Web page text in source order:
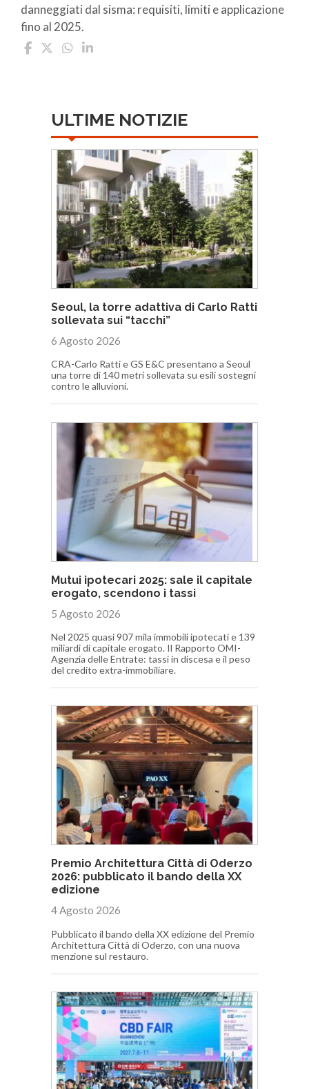
danneggiati dal sisma: requisiti, limiti e applicazione
fino al 2025.
ULTIME NOTIZIE
Seoul, la torre adattiva di Carlo Ratti
sollevata sui “tacchi”
6 Agosto 2026
CRA-Carlo Ratti e GS E&C presentano a Seoul
una torre di 140 metri sollevata su esili sostegni
contro le alluvioni.
Mutui ipotecari 2025: sale il capitale
erogato, scendono i tassi
5 Agosto 2026
Nel 2025 quasi 907 mila immobili ipotecati e 139
miliardi di capitale erogato. Il Rapporto OMI-
Agenzia delle Entrate: tassi in discesa e il peso
del credito extra-immobiliare.
Premio Architettura Città di Oderzo
2026: pubblicato il bando della XX
edizione
4 Agosto 2026
Pubblicato il bando della XX edizione del Premio
Architettura Città di Oderzo, con una nuova
menzione sul restauro.